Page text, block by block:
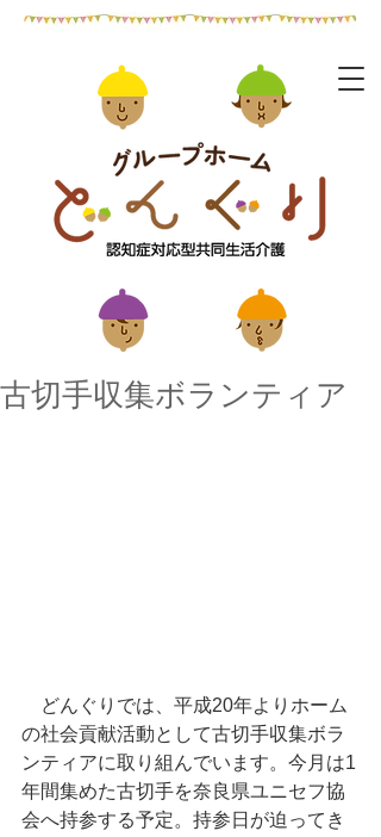
古切手収集ボランティア
どんぐりでは、平成20年よりホーム
の社会貢献活動として古切手収集ボラ
ンティアに取り組んでいます。今月は1
年間集めた古切手を奈良県ユニセフ協
会へ持参する予定。持参日が迫ってき